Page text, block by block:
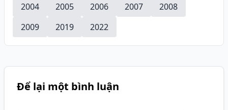
2004
2005 2006 2007
2008
2009
2019 2022
Để lại một bình luận